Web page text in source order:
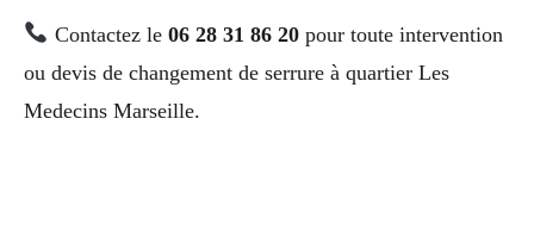
Contactez le 06 28 31 86 20pour toute intervention
ou devis de changement de serrure à quartier Les
Medecins Marseille.